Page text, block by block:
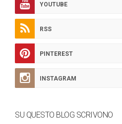
YOUTUBE
RSS
PINTEREST
INSTAGRAM
SU QUESTO BLOG SCRIVONO